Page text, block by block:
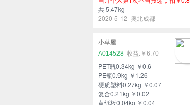
共 5.47kg
2020-5-12 -奥北成都
小草屋
A014528
￥6.70
PET瓶0.34kg ￥0.6
PE瓶0.9kg ￥1.26
硬质塑料0.27kg ￥0.07
复合0.21kg ￥0.02
黄纸板0.04kg ￥0.04